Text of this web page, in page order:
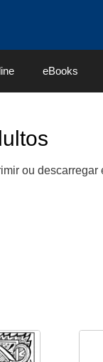
eBooks
ou descarregar